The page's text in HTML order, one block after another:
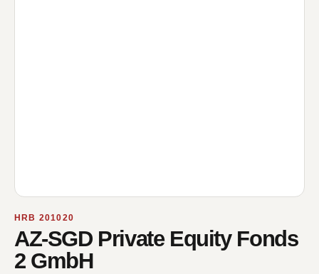
HRB 201020
AZ-SGD Private Equity Fonds
2 GmbH